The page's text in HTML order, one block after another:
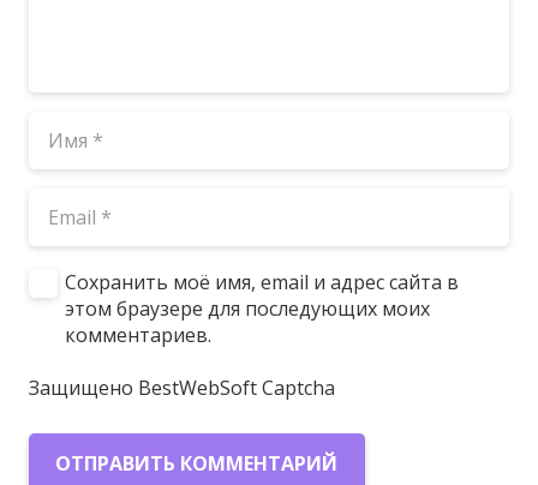
Сохранить моё имя, email и адрес сайта в
этом браузере для последующих моих
комментариев.
Защищено BestWebSoft Captcha
ОТПРАВИТЬ КОММЕНТАРИЙ